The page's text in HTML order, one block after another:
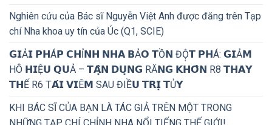
Nghiên cứu của Bác sĩ Nguyễn Việt Anh được đăng trên Tạp
chí Nha khoa uy tín của Úc (Q1, SCIE)
𝗚𝗜Ả𝗜 𝗣𝗛Á𝗣 𝗖𝗛Ỉ𝗡𝗛 𝗡𝗛𝗔 𝗕Ả𝗢 𝗧Ồ𝗡 ĐỘ̣𝗧 𝗣𝗛Á: 𝗚𝗜Ả𝗠
HÔ 𝗛𝗜Ệ𝗨 𝗤𝗨Ả – 𝗧𝗔̣̂𝗡 𝗗𝗨̣𝗡𝗚 RĂ𝗡𝗚 𝗞𝗛𝗢̂𝗡 R8 𝗧𝗛𝗔𝗬
𝗧𝗛Ế R6 Ṭ𝗔́𝗜 𝗩𝗜Ê𝗠 SAU ĐIỀ𝗨 𝗧𝗥𝗜̣ 𝗧Ủ𝗬
KHI BÁC SĨ CỦA BẠN LÀ TÁC GIẢ TRÊN MỘT TRONG